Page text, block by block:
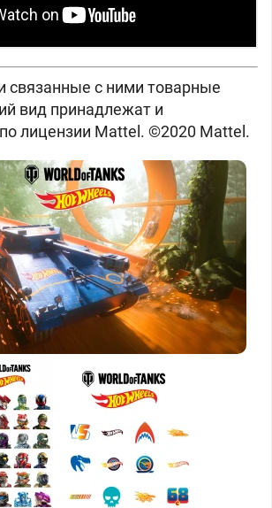
связанные с ними товарные
вид принадлежат и
лицензии Mattel. ©2020 Mattel.